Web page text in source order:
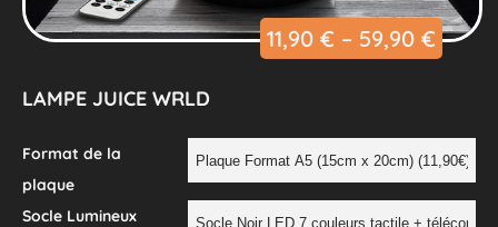
11,90 € – 59,90 €
LAMPE JUICE WRLD
Format de la
plaque
Socle Lumineux